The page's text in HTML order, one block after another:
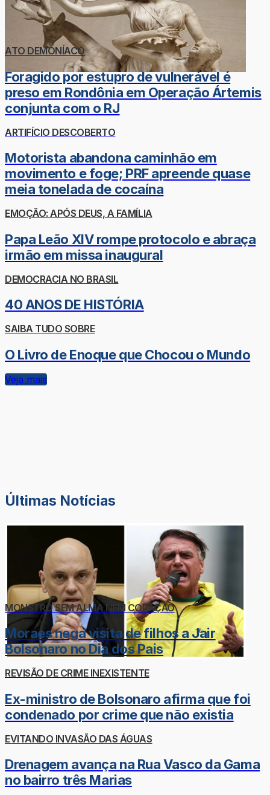
ATO DEMONÍACO
Foragido por estupro de vulnerável é
preso em Rondônia em Operação Ártemis
conjunta com o RJ
ARTIFÍCIO DESCOBERTO
Motorista abandona caminhão em
movimento e foge; PRF apreende quase
meia tonelada de cocaína
EMOÇÃO: APÓS DEUS, A FAMÍLIA
Papa Leão XIV rompe protocolo e abraça
irmão em missa inaugural
DEMOCRACIA NO BRASIL
40 ANOS DE HISTÓRIA
SAIBA TUDO SOBRE
O Livro de Enoque que Chocou o Mundo
Veja mais
Últimas Notícias
MONSTRO SEM ALMA NEM CORAÇÃO
Moraes nega visita de filhos a Jair
Bolsonaro no Dia dos Pais
REVISÃO DE CRIME INEXISTENTE
Ex-ministro de Bolsonaro afirma que foi
condenado por crime que não existia
EVITANDO INVASÃO DAS ÁGUAS
Drenagem avança na Rua Vasco da Gama
no bairro três Marias